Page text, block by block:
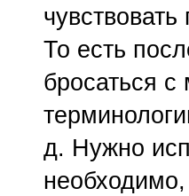
То есть
бросаться с
д. Нужно